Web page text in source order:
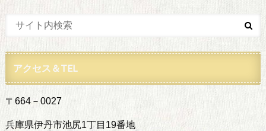
アクセス＆TEL
〒664－0027
兵庫県伊丹市池尻1丁目19番地